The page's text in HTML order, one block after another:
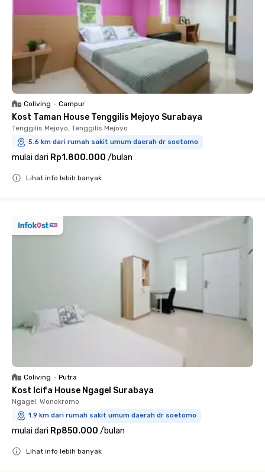
Coliving • Campur
Kost Taman House Tenggilis Mejoyo Surabaya
Tenggilis Mejoyo, Tenggilis Mejoyo
5.6 km dari rumah sakit umum daerah dr soetomo
mulai dari Rp1.800.000 /bulan
Lihat info lebih banyak
Coliving • Putra
Kost Icifa House Ngagel Surabaya
Ngagel, Wonokromo
1.9 km dari rumah sakit umum daerah dr soetomo
mulai dari Rp850.000 /bulan
Lihat info lebih banyak